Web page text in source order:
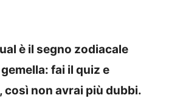
è il segno zodiacale
fai il quiz e
non avrai più dubbi.